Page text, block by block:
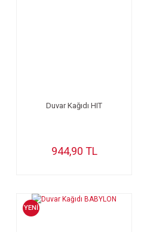
Duvar Kağıdı HIT
944,90 TL
YENİ